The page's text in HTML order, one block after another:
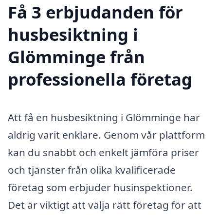
Få 3 erbjudanden för
husbesiktning i
Glömminge från
professionella företag
Att få en husbesiktning i Glömminge har
aldrig varit enklare. Genom vår plattform
kan du snabbt och enkelt jämföra priser
och tjänster från olika kvalificerade
företag som erbjuder husinspektioner.
Det är viktigt att välja rätt företag för att